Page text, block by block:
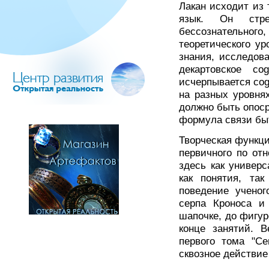
Лакан исходит из
язык. Он
теоретического
знания,
декартовское
исчерпывается
на разных
должно быть
формула связи
Творческая
первичного по
здесь как
как понятия,
поведение
серпа Кроноса
шапочке, до
конце занятий.
первого тома
сквозное